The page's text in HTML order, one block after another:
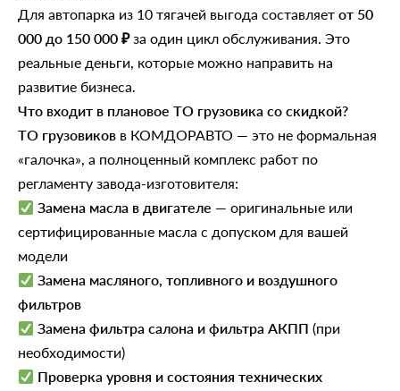
Для автопарка из 10 тягачей выгода составляет от 50
000 до 150 000 ₽за один цикл обслуживания. Это
реальные деньги, которые можно направить на
развитие бизнеса.
Что входит в плановое ТО грузовика со скидкой?
ТО грузовиков в КОМДОРАВТО — это не формальная
«галочка», а полноценный комплекс работ по
регламенту завода-изготовителя:
Замена масла в двигателе — оригинальные или
сертифицированные масла с допуском для вашей
модели
Замена масляного, топливного и воздушного
фильтров
Замена фильтра салона и фильтра АКПП (при
необходимости)
Проверка уровня и состояния технических